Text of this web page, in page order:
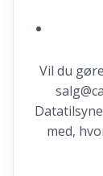
Vil du
med,